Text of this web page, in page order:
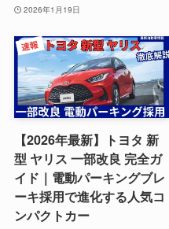
2026年1月19日
【2026年最新】トヨタ 新
型 ヤリス 一部改良 完全ガ
イド｜電動パーキングブレ
ーキ採用で進化する人気コ
ンパクトカー